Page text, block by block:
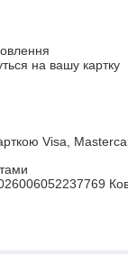
на вашу картку
Visa,